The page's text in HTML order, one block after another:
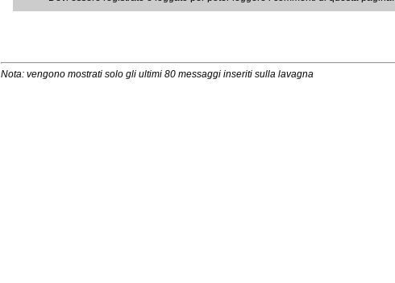
Nota: vengono mostrati solo gli ultimi 80 messaggi inseriti sulla lavagna